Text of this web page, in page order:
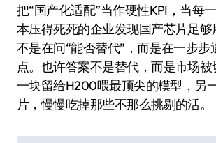
把“国产化适配”当作硬性KPI，当每
本压得死死的企业发现国产芯片足
不是在问“能否替代”，而是在一步步
点。也许答案不是替代，而是市场被
一块留给H200喂最顶尖的模型，另
片，慢慢吃掉那些不那么挑剔的活。